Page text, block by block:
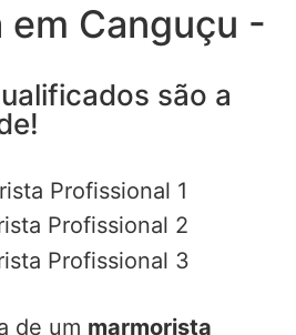
Canguçu -
são a
de um marmorista